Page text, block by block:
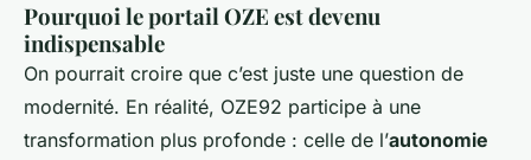
Pourquoi le portail OZE est devenu
indispensable
On pourrait croire que c’est juste une question de
modernité. En réalité, OZE92 participe à une
transformation plus profonde : celle de l’autonomie